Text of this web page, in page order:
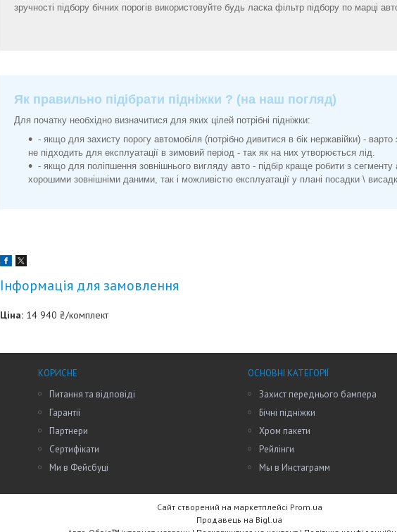
зручності підбору бічних порогів використовуйте будь ласка фільтр підбору по марці
Як правильно підібрати підніжки ? (на наш погляд)
Для початку необхідно визначитися для яких цілей потрібні підніжки:
- якщо для захисту порогу автомобіля (потрібно дивитися в бік нержавійки) -
не підходить для експлуатації в зимовий період - так як на них утворюється лід.
- якщо для поліпшення зовнішнього вигляду авто - підбір краще робити з
хорошими зовнішніми даними, так і можливістю експлуатації у плані посадки \
Інформація для замовлення
Ціна: 14 940 ₴/комплект
КОРИСНЕ
Питання та відповіді
Гарантії
Партнери
Сертифікати
Ми в Фейсбуці
ОСНОВНІ КАТЕГОРІЇ
Захист переднього бампера
Бічні підніжки
Хром пакети
Рейлінги
Мы в Инстаграмм
Сайт створений на маркетплейсі Prom.ua
Продавець на Bigl.ua